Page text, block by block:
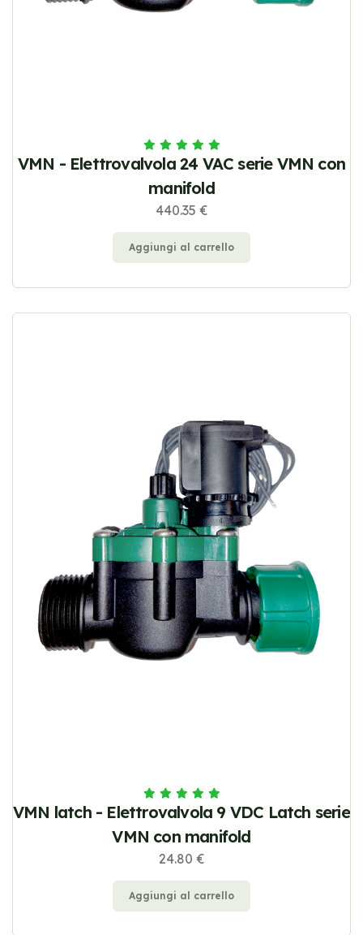
VMN - Elettrovalvola 24 VAC serie VMN con
manifold
440.35 €
Aggiungi al carrello
VMN latch - Elettrovalvola 9 VDC Latch serie
VMN con manifold
24.80 €
Aggiungi al carrello